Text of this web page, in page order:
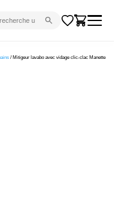
/ Mitigeur lavabo avec vidage clic-clac Manette